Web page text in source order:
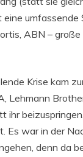
eine
ABN –
Krise kam
Lehmann
ihr
Es war in der
denn da